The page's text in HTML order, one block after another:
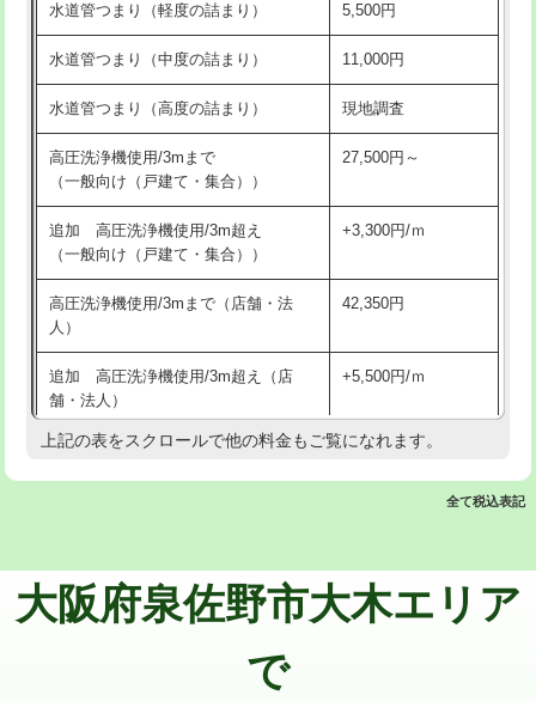
洗面台設置 38,500円
化粧台設置 22,000円
追加人工 16,500円
廃棄・処分 現場見積
※給水管工事は20mmまでの価格です。
交換・取付(排水栓・排水トラップ
22,000円+材料費
持込商品取付（混合水栓）
持込商品取付（浄水器・分岐水栓） 16,500円
業）
排水管工事（追加 排水管工事/3ｍ超
え）
マス交換（土の掘削・埋め戻し作業） 11,000円~
マス交換（深さ50㎝以上） 66,000円
コンクリート斫り（厚さ10㎝超え）
水道管つまり（軽度の詰まり） 5,500円
水道管つまり（中度の詰まり） 11,000円
水道管つまり（高度の詰まり） 現地調査
高圧洗浄機使用/3mまで
（一般向け（戸建て・集合））
27,500円～
追加 高圧洗浄機使用/3m超え
（一般向け（戸建て・集合））
+3,300円/ｍ
高圧洗浄機使用/3mまで（店舗・法
人）
42,350円
追加 高圧洗浄機使用/3m超え（店
舗・法人）
+5,500円/ｍ
高度高圧洗浄換 現地調査
追加トーラー機使用/3m超え +3,300円
上記の表をスクロールで他の料金もご覧になれます。
全て税込表記
大阪府泉佐野市大木エリア
で